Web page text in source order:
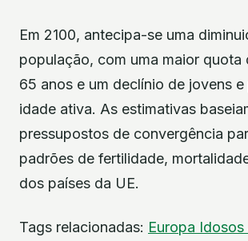
Em 2100, antecipa-se uma
população, com uma maior quota
65 anos e um declínio de jovens e
idade ativa. As estimativas
pressupostos de convergência
padrões de fertilidade,
dos países da UE.
Tags relacionadas: Europa Idosos